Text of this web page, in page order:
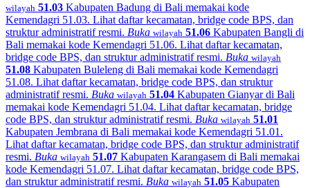
wilayah 51.03 Kabupaten Badung di Bali memakai kode
Kemendagri 51.03. Lihat daftar kecamatan, bridge code BPS, dan
struktur administratif resmi. Buka wilayah 51.06 Kabupaten Bangli di
Bali memakai kode Kemendagri 51.06. Lihat daftar kecamatan,
bridge code BPS, dan struktur administratif resmi. Buka wilayah
51.08 Kabupaten Buleleng di Bali memakai kode Kemendagri
51.08. Lihat daftar kecamatan, bridge code BPS, dan struktur
administratif resmi. Buka wilayah 51.04 Kabupaten Gianyar di Bali
memakai kode Kemendagri 51.04. Lihat daftar kecamatan, bridge
code BPS, dan struktur administratif resmi. Buka wilayah 51.01
Kabupaten Jembrana di Bali memakai kode Kemendagri 51.01.
Lihat daftar kecamatan, bridge code BPS, dan struktur administratif
resmi. Buka wilayah 51.07 Kabupaten Karangasem di Bali memakai
kode Kemendagri 51.07. Lihat daftar kecamatan, bridge code BPS,
dan struktur administratif resmi. Buka wilayah 51.05 Kabupaten